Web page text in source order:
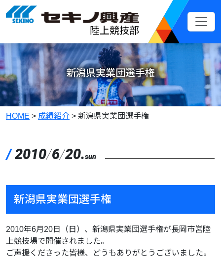
メインコンテンツへスキップ
陸上競技部
新潟県実業団選手権
HOME > 成績紹介 > 新潟県実業団選手権
/2010/6/20.sun
新潟県実業団選手権
2010年6月20日（日）、新潟県実業団選手権が長岡市営陸
上競技場で開催されました。
ご声援くださった皆様、どうもありがとうございました。